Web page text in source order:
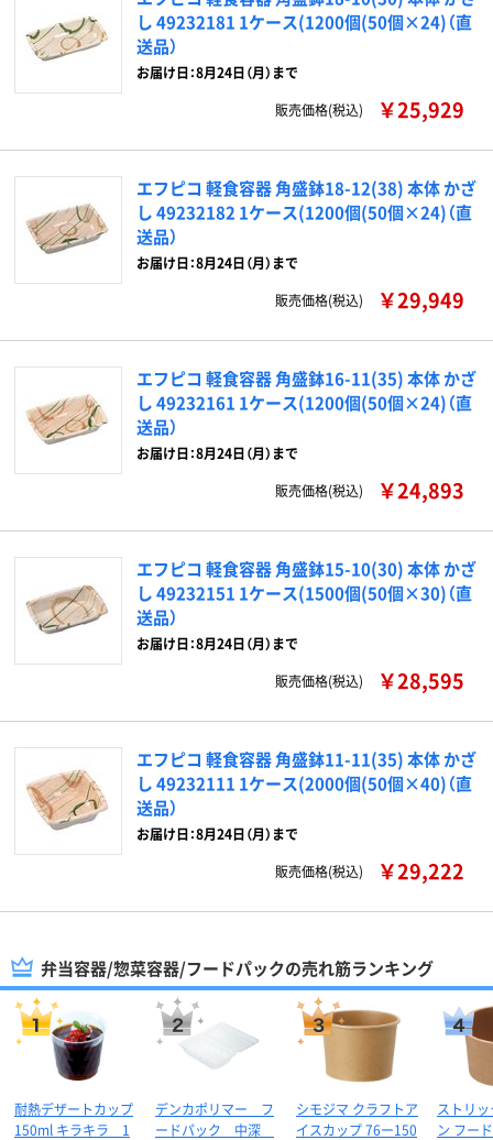
し 49232181 1ケース(1200個(50個×24)（直
送品）
お届け日：8月24日（月）まで
販売価格(税込)
￥25,929
エフピコ 軽食容器 角盛鉢18-12(38) 本体 かざ
し 49232182 1ケース(1200個(50個×24)（直
送品）
お届け日：8月24日（月）まで
販売価格(税込)
￥29,949
エフピコ 軽食容器 角盛鉢16-11(35) 本体 かざ
し 49232161 1ケース(1200個(50個×24)（直
送品）
お届け日：8月24日（月）まで
販売価格(税込)
￥24,893
エフピコ 軽食容器 角盛鉢15-10(30) 本体 かざ
し 49232151 1ケース(1500個(50個×30)（直
送品）
お届け日：8月24日（月）まで
販売価格(税込)
￥28,595
エフピコ 軽食容器 角盛鉢11-11(35) 本体 かざ
し 49232111 1ケース(2000個(50個×40)（直
送品）
お届け日：8月24日（月）まで
販売価格(税込)
￥29,222
弁当容器/惣菜容器/フードパックの売れ筋ランキング
耐熱デザートカップ
150ml キラキラ 1
デンカポリマー フ
ードパック 中深
シモジマ クラフトア
イスカップ 76ー150
ストリ
ン フー